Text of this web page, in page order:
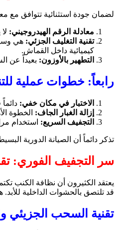
لضمان جودة استثنائية تتوافق مع
معادلة الرقم الهيدروجيني:
تقنية التغليف الجزئي: هي
كيميائية داخل القماش.
التطهير بالأوزون: بعيداً عن
رابعاً: خطوات عملية
الاختبار في مكان خفي:
إزالة الغبار الجاف: الخطوة
التجفيف السريع: استخدام
تذكر دائماً أن الصيانة الدورية
سر التجفيف الفوري:
يعتقد الكثيرون أن نظافة الكنب
قد تلتصق بالحشوات الداخلية للأبد.
تقنية السحب الجزيئي